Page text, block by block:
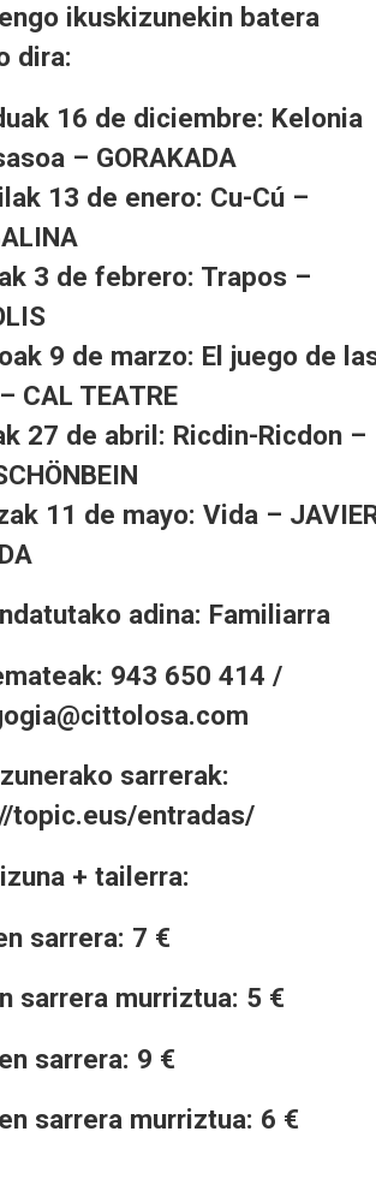
ikuskizunekin batera
dira:
16 de diciembre: Kelonia
– GORAKADA
13 de enero: Cu-Cú –
3 de febrero: Trapos –
9 de marzo: El juego de
CAL TEATRE
27 de abril: Ricdin-Ricdon –
11 de mayo: Vida –
adina: Familiarra
943 650 414 /
sarrerak:
topic.eus/entradas/
+ tailerra:
sarrera: 7 €
sarrera murriztua: 5 €
sarrera: 9 €
sarrera murriztua: 6 €